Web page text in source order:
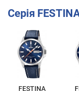
Серія
FESTINA